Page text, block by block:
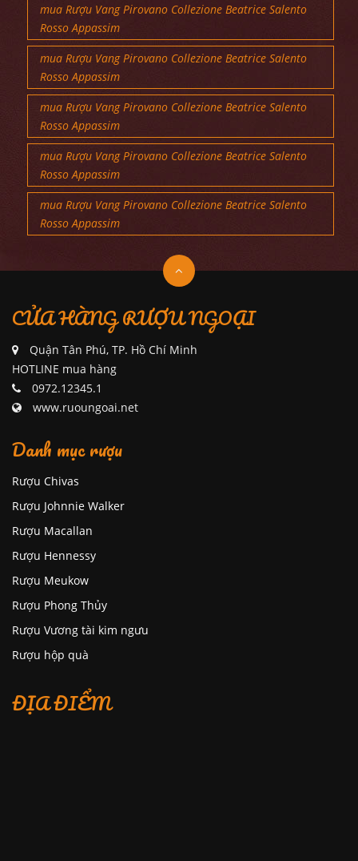
mua Rượu Vang Pirovano Collezione Beatrice Salento
Rosso Appassim
mua Rượu Vang Pirovano Collezione Beatrice Salento
Rosso Appassim
mua Rượu Vang Pirovano Collezione Beatrice Salento
Rosso Appassim
mua Rượu Vang Pirovano Collezione Beatrice Salento
Rosso Appassim
mua Rượu Vang Pirovano Collezione Beatrice Salento
Rosso Appassim
CỬA HÀNG RƯỢU NGOẠI
Quận Tân Phú, TP. Hồ Chí Minh
HOTLINE mua hàng
0972.12345.1
www.ruoungoai.net
Danh mục rượu
Rượu Chivas
Rượu Johnnie Walker
Rượu Macallan
Rượu Hennessy
Rượu Meukow
Rượu Phong Thủy
Rượu Vương tài kim ngưu
Rượu hộp quà
ĐỊA ĐIỂM